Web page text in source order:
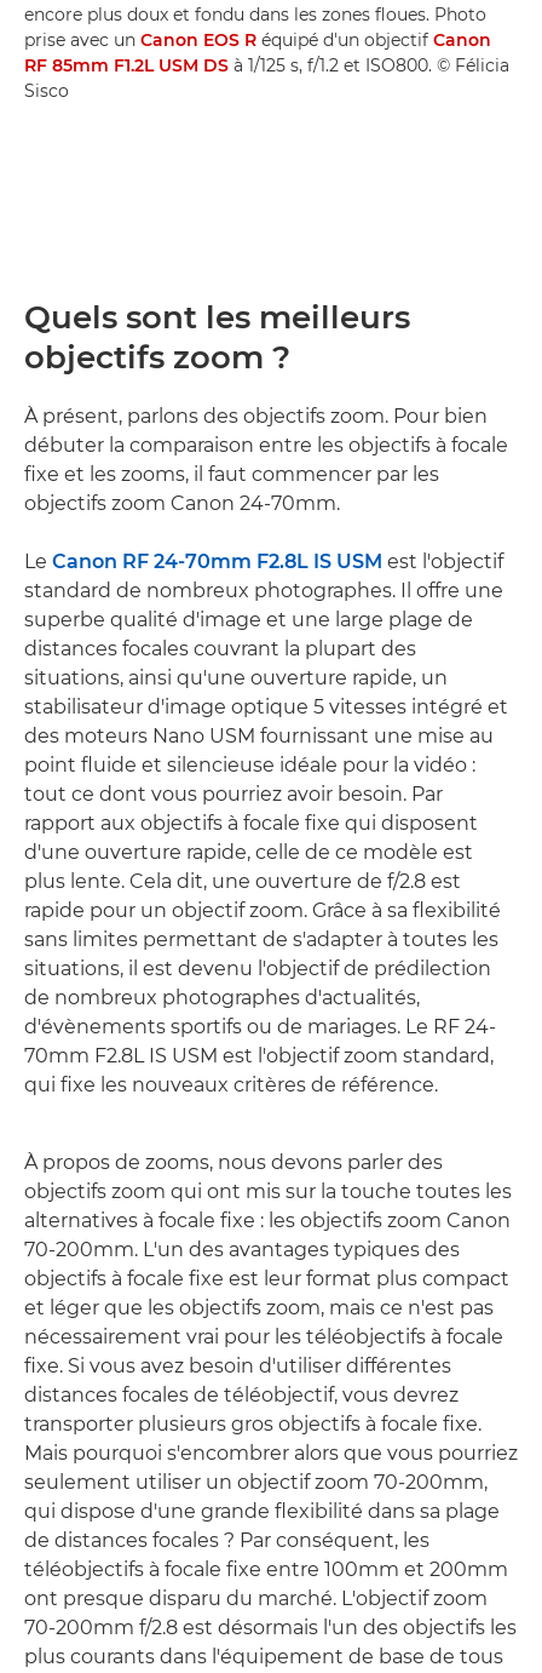
encore plus doux et fondu dans les zones floues. Photo
prise avec un Canon EOS R équipé d'un objectif Canon
RF 85mm F1.2L USM DS à 1/125 s, f/1.2 et ISO800. © Félicia
Sisco
Quels sont les meilleurs
objectifs zoom ?
À présent, parlons des objectifs zoom. Pour bien
débuter la comparaison entre les objectifs à focale
fixe et les zooms, il faut commencer par les
objectifs zoom Canon 24-70mm.
Le Canon RF 24-70mm F2.8L IS USM est l'objectif
standard de nombreux photographes. Il offre une
superbe qualité d'image et une large plage de
distances focales couvrant la plupart des
situations, ainsi qu'une ouverture rapide, un
stabilisateur d'image optique 5 vitesses intégré et
des moteurs Nano USM fournissant une mise au
point fluide et silencieuse idéale pour la vidéo :
tout ce dont vous pourriez avoir besoin. Par
rapport aux objectifs à focale fixe qui disposent
d'une ouverture rapide, celle de ce modèle est
plus lente. Cela dit, une ouverture de f/2.8 est
rapide pour un objectif zoom. Grâce à sa flexibilité
sans limites permettant de s'adapter à toutes les
situations, il est devenu l'objectif de prédilection
de nombreux photographes d'actualités,
d'évènements sportifs ou de mariages. Le RF 24-
70mm F2.8L IS USM est l'objectif zoom standard,
qui fixe les nouveaux critères de référence.
À propos de zooms, nous devons parler des
objectifs zoom qui ont mis sur la touche toutes les
alternatives à focale fixe : les objectifs zoom Canon
70-200mm. L'un des avantages typiques des
objectifs à focale fixe est leur format plus compact
et léger que les objectifs zoom, mais ce n'est pas
nécessairement vrai pour les téléobjectifs à focale
fixe. Si vous avez besoin d'utiliser différentes
distances focales de téléobjectif, vous devrez
transporter plusieurs gros objectifs à focale fixe.
Mais pourquoi s'encombrer alors que vous pourriez
seulement utiliser un objectif zoom 70-200mm,
qui dispose d'une grande flexibilité dans sa plage
de distances focales ? Par conséquent, les
téléobjectifs à focale fixe entre 100mm et 200mm
ont presque disparu du marché. L'objectif zoom
70-200mm f/2.8 est désormais l'un des objectifs les
plus courants dans l'équipement de base de tous